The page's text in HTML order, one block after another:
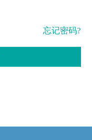
忘记密码?